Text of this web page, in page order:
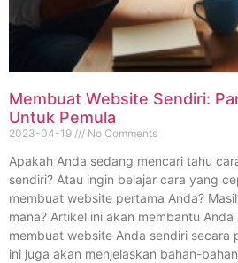
Membuat Website Sendiri:
Untuk Pemula
2023-04-19 No Comments
Apakah Anda sedang mencari tahu
sendiri? Atau ingin belajar cara yang
membuat website pertama Anda?
mana? Artikel ini akan membantu
membuat website Anda sendiri secara
ini juga akan menjelaskan bahan-